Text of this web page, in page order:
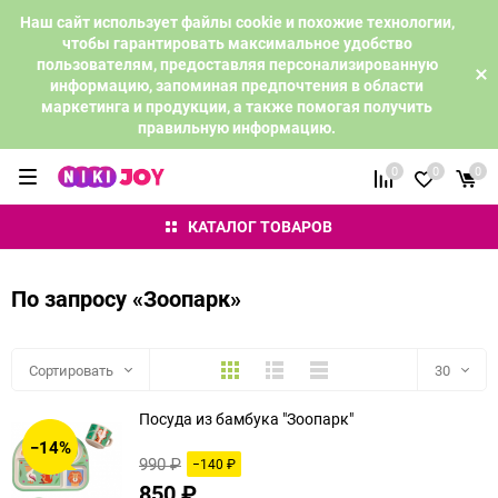
Наш сайт использует файлы cookie и похожие технологии,
чтобы гарантировать максимальное удобство
пользователям, предоставляя персонализированную
информацию, запоминая предпочтения в области
маркетинга и продукции, а также помогая получить
правильную информацию.
КАТАЛОГ ТОВАРОВ
0 0 0
По запросу «Зоопарк»
Сортировать ПлиткаПодробноКомпактно 30
−14%
Посуда из бамбука "Зоопарк"
990₽ −140 ₽